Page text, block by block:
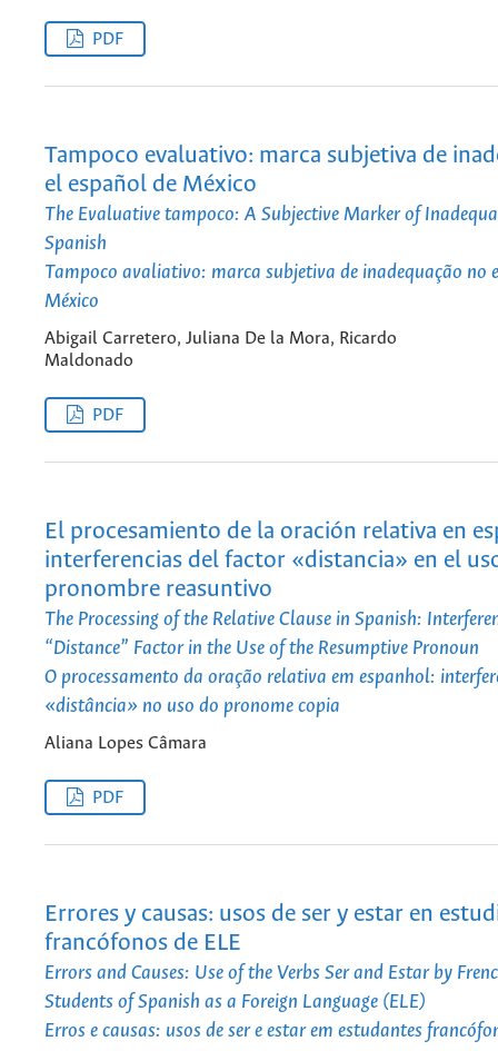
PDF
Tampoco evaluativo: marca subjetiva de
el español de México
The Evaluative tampoco: A Subjective Marker of
Spanish
Tampoco avaliativo: marca subjetiva de inadequação no
México
Abigail Carretero, Juliana De la Mora, Ricardo
Maldonado
PDF
El procesamiento de la oración relativa en
interferencias del factor «distancia» en el
pronombre reasuntivo
The Processing of the Relative Clause in Spanish:
“Distance” Factor in the Use of the Resumptive Pronoun
O processamento da oração relativa em espanhol:
«distância» no uso do pronome copia
Aliana Lopes Câmara
PDF
Errores y causas: usos de ser y estar en
francófonos de ELE
Errors and Causes: Use of the Verbs Ser and Estar by
Students of Spanish as a Foreign Language (ELE)
Erros e causas: usos de ser e estar em estudantes